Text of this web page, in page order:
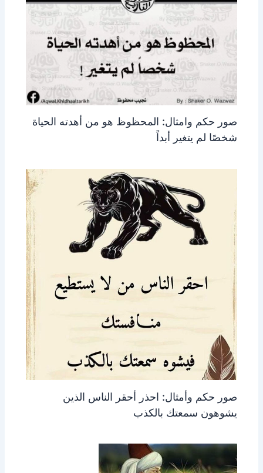
صور حكم وامثال: المحظوظ هو من أهدته الحياة
شخصًا لم يتغير أبداً
صور حكم وأمثال: احذر أحقر الناس الذين
يشوهون سمعتك بالكذب